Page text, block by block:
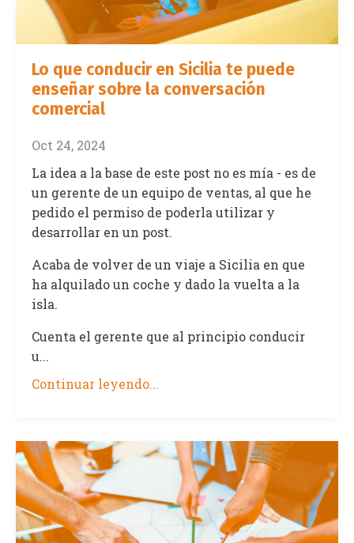
Lo que conducir en Sicilia te puede
enseñar sobre la conversación
comercial
Oct 24, 2024
La idea a la base de este post no es mía - es de
un gerente de un equipo de ventas, al que he
pedido el permiso de poderla utilizar y
desarrollar en un post.
Acaba de volver de un viaje a Sicilia en que
ha alquilado un coche y dado la vuelta a la
isla.
Cuenta el gerente que al principio conducir
u...
Continuar leyendo...